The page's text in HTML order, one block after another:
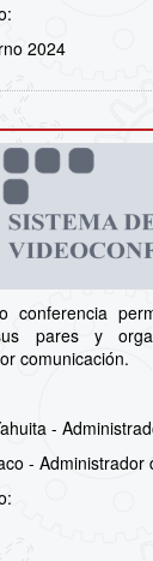
2024
conferencia
pares y
comunicación.
-
- Administrador